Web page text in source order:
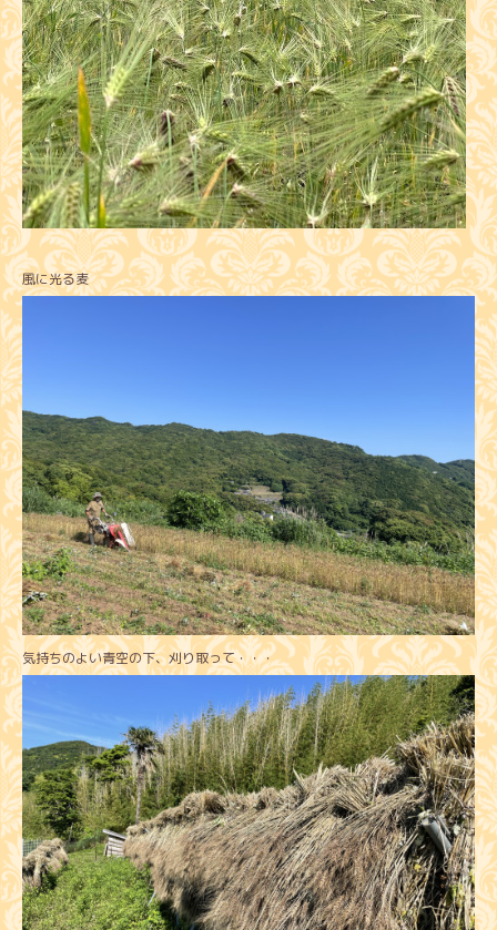
風に光る麦
気持ちのよい青空の下、刈り取って・・・